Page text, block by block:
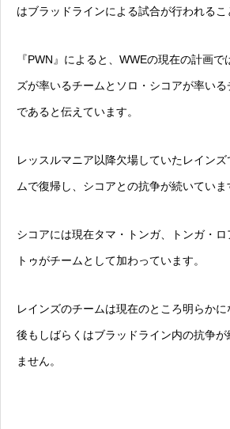
はブラッドラインによる試合が行われるこ
『PWN』によると、WWEの現在の計画
ズが率いるチームとソロ・シコアが率い
であると伝えています。
レッスルマニア以降欠場していたレイン
ムで復帰し、シコアとの抗争が続いていま
シコアには現在タマ・トンガ、トンガ・
トゥがチームとして加わっています。
レインズのチームは現在のところ明らか
後もしばらくはブラッドライン内の抗争
ません。